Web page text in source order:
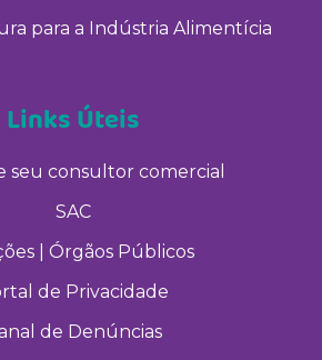
para a Indústria Alimentícia
Links Úteis
seu consultor comercial
SAC
| Órgãos Públicos
de Privacidade
de Denúncias